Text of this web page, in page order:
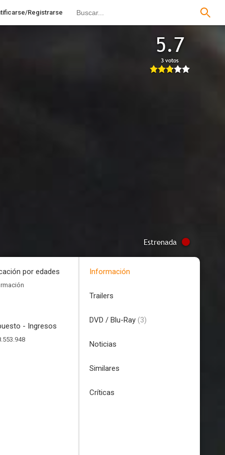
Registrarse
5.7
3 votos
Estrenada
por edades
- Ingresos
Información
Trailers
DVD / Blu-Ray (3)
Noticias
Similares
Críticas